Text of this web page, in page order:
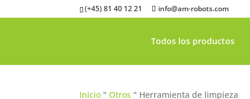
(+45) 81 40 12 21 info@am-robots.com
Todos los productos
Inicio "Otros " Herramienta de limpieza